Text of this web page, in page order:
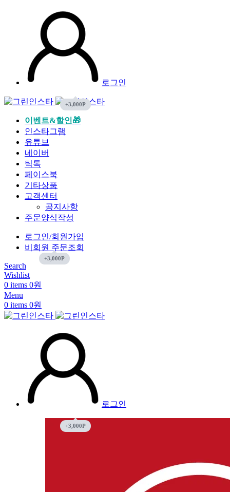
로그인
이벤트&할인🎁
인스타그램
유튜브
네이버
틱톡
페이스북
기타상품
고객센터
공지사항
주문양식작성
로그인/회원가입
비회원 주문조회
Search
Wishlist
0 items 0원
Menu
0 items 0원
로그인